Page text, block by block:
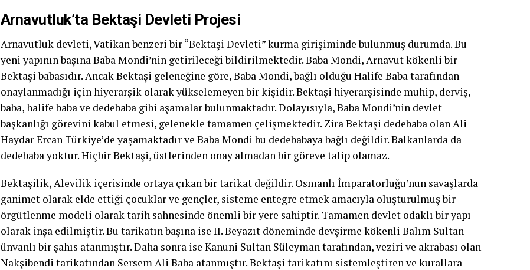
Arnavutluk’ta Bektaşi Devleti Projesi
Arnavutluk devleti, Vatikan benzeri bir “Bektaşi Devleti” kurma girişiminde bulunmuş durumda. Bu
yeni yapının başına Baba Mondi’nin getirileceği bildirilmektedir. Baba Mondi, Arnavut kökenli bir
Bektaşi babasıdır. Ancak Bektaşi geleneğine göre, Baba Mondi, bağlı olduğu Halife Baba tarafından
onaylanmadığı için hiyerarşik olarak yükselemeyen bir kişidir. Bektaşi hiyerarşisinde muhip, derviş,
baba, halife baba ve dedebaba gibi aşamalar bulunmaktadır. Dolayısıyla, Baba Mondi’nin devlet
başkanlığı görevini kabul etmesi, gelenekle tamamen çelişmektedir. Zira Bektaşi dedebaba olan Ali
Haydar Ercan Türkiye’de yaşamaktadır ve Baba Mondi bu dedebabaya bağlı değildir. Balkanlarda da
dedebaba yoktur. Hiçbir Bektaşi, üstlerinden onay almadan bir göreve talip olamaz.
Bektaşilik, Alevilik içerisinde ortaya çıkan bir tarikat değildir. Osmanlı İmparatorluğu’nun savaşlarda
ganimet olarak elde ettiği çocuklar ve gençler, sisteme entegre etmek amacıyla oluşturulmuş bir
örgütlenme modeli olarak tarih sahnesinde önemli bir yere sahiptir. Tamamen devlet odaklı bir yapı
olarak inşa edilmiştir. Bu tarikatın başına ise II. Beyazıt döneminde devşirme kökenli Balım Sultan
ünvanlı bir şahıs atanmıştır. Daha sonra ise Kanuni Sultan Süleyman tarafından, veziri ve akrabası olan
Nakşibendi tarikatından Sersem Ali Baba atanmıştır. Bektaşi tarikatını sistemleştiren ve kurallara